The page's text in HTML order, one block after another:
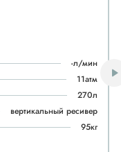
-л/мин
11атм
270л
вертикальный ресивер
95кг